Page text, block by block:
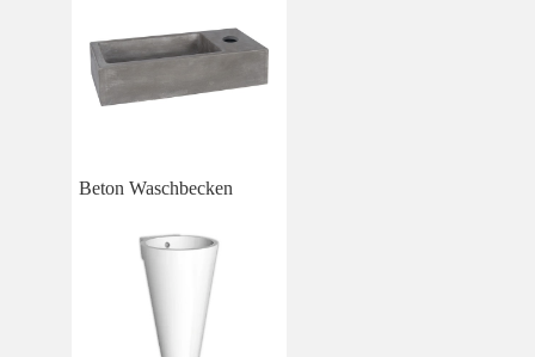
Beton Waschbecken